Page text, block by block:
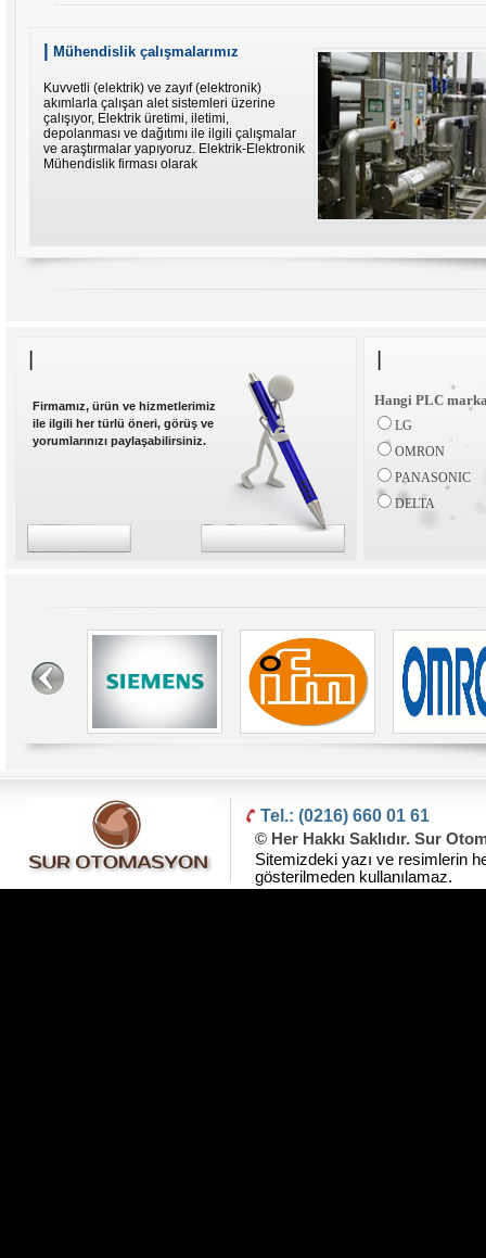
| Mühendislik çalışmalarımız
Kuvvetli (elektrik) ve zayıf (elektronik)
akımlarla çalışan alet sistemleri üzerine
çalışıyor, Elektrik üretimi, iletimi,
depolanması ve dağıtımı ile ilgili çalışmalar
ve araştırmalar yapıyoruz. Elektrik-Elektronik
Mühendislik firması olarak
Firmamız, ürün ve hizmetlerimiz
ile ilgili her türlü öneri, görüş ve
yorumlarınızı paylaşabilirsiniz.
Hangi PLC
LG
OMRON
PANASONIC
DELTA
Tel.: (0216) 660 01 61
© Her Hakkı Saklıdır. Sur
Sitemizdeki yazı ve resimlerin
gösterilmeden kullanılamaz.